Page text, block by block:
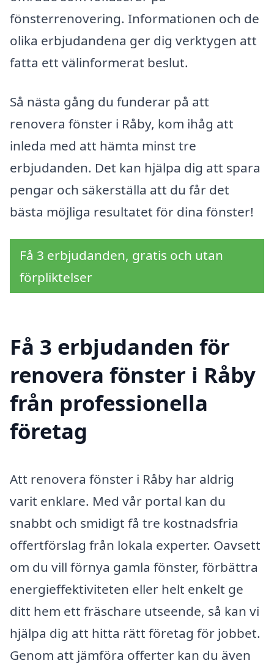
fönsterrenovering. Informationen och de
olika erbjudandena ger dig verktygen att
fatta ett välinformerat beslut.
Så nästa gång du funderar på att
renovera fönster i Råby, kom ihåg att
inleda med att hämta minst tre
erbjudanden. Det kan hjälpa dig att spara
pengar och säkerställa att du får det
bästa möjliga resultatet för dina fönster!
Få 3 erbjudanden, gratis och utan
förpliktelser
Få 3 erbjudanden för
renovera fönster i Råby
från professionella
företag
Att renovera fönster i Råby har aldrig
varit enklare. Med vår portal kan du
snabbt och smidigt få tre kostnadsfria
offertförslag från lokala experter. Oavsett
om du vill förnya gamla fönster, förbättra
energieffektiviteten eller helt enkelt ge
ditt hem ett fräschare utseende, så kan vi
hjälpa dig att hitta rätt företag för jobbet.
Genom att jämföra offerter kan du även